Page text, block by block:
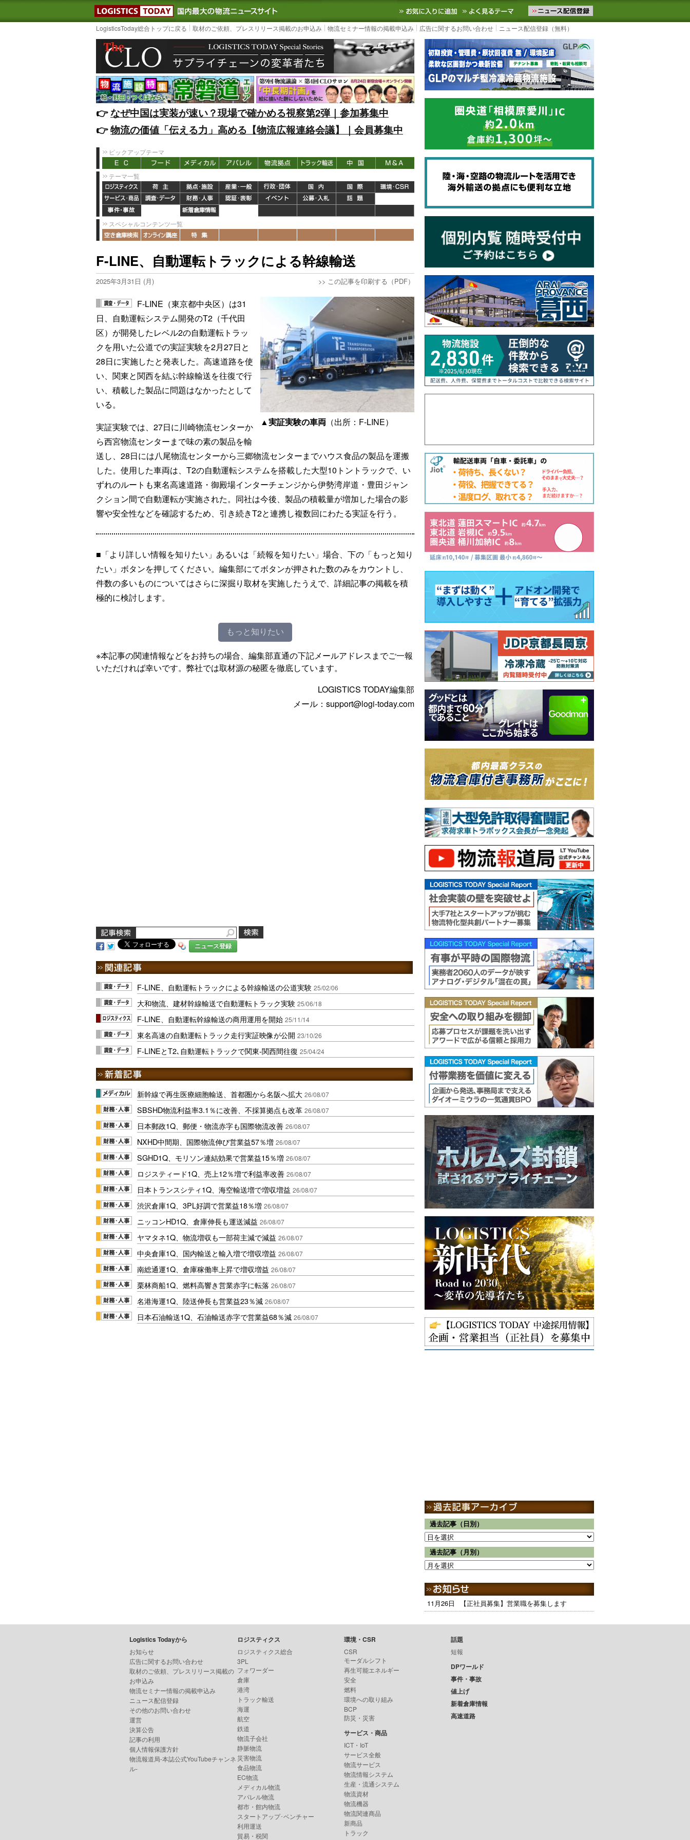
LOGISTICS TODAY｜国内最大の物流ニュースサイト3PL, SCMなど国内外の最新の物流ニュースをお届けします。物流ニュースメール配信を登録す
お気に入りに追加 よく見るテーマ
LogisticsToday総合トップに戻る 取材のご依頼、プレスリリース掲載のお申込み 物流セミナー情報の掲載申込み 広告に関するお問い合わせ ニュース配信登録（無料）
👉️なぜ中国は実装が速い？現場で確かめる視察第2弾｜参加募集中
👉️物流の価値「伝える力」高める【物流広報連絡会議】｜会員募集中
ピックアップテーマ
テーマ一覧
スペシャルコンテンツ一覧
F-LINE、自動運転トラックによる幹線輸送
2025年3月31日 (月) >> この記事を印刷する（PDF）
▲実証実験の車両 （出所：F-LINE）
F-LINE（東京都中央区）は31
日、自動運転システム開発のT2（千代田
区）が開発したレベル2の自動運転トラッ
クを用いた公道での実証実験を2月27日と
28日に実施したと発表した。高速道路を使
い、関東と関西を結ぶ幹線輸送を往復で行
い、積載した製品に問題はなかったとして
いる。
実証実験では、27日に川崎物流センターか
ら西宮物流センターまで味の素の製品を輸
送し、28日には八尾物流センターから三郷物流センターまでハウス食品の製品を運搬
した。使用した車両は、T2の自動運転システムを搭載した大型10トントラックで、い
ずれのルートも東名高速道路・御殿場インターチェンジから伊勢湾岸道・豊田ジャン
クション間で自動運転が実施された。同社は今後、製品の積載量が増加した場合の影
響や安全性などを確認するため、引き続きT2と連携し複数回にわたる実証を行う。
■「より詳しい情報を知りたい」あるいは「続報を知りたい」場合、下の「もっと知り
たい」ボタンを押してください。編集部にてボタンが押された数のみをカウントし、
件数の多いものについてはさらに深掘り取材を実施したうえで、詳細記事の掲載を積
極的に検討します。
もっと知りたい
※本記事の関連情報などをお持ちの場合、編集部直通の下記メールアドレスまでご一報
いただければ幸いです。弊社では取材源の秘匿を徹底しています。
LOGISTICS TODAY編集部
メール：support@logi-today.com
ニュース登録
F-LINE、自動運転トラックによる幹線輸送の公道実験 25/02/06
大和物流、建材幹線輸送で自動運転トラック実験 25/06/18
F-LINE、自動運転幹線輸送の商用運用を開始 25/11/14
東名高速の自動運転トラック走行実証映像が公開 23/10/26
F-LINEとT2､自動運転トラックで関東‐関西間往復 25/04/24
新幹線で再生医療細胞輸送、首都圏から名阪へ拡大 26/08/07
SBSHD物流利益率3.1％に改善、不採算拠点も改革 26/08/07
日本郵政1Q、郵便・物流赤字も国際物流改善 26/08/07
NXHD中間期、国際物流伸び営業益57％増 26/08/07
SGHD1Q、モリソン連結効果で営業益15％増 26/08/07
ロジスティード1Q、売上12％増で利益率改善 26/08/07
日本トランスシティ1Q、海空輸送増で増収増益 26/08/07
渋沢倉庫1Q、3PL好調で営業益18％増 26/08/07
ニッコンHD1Q、倉庫伸長も運送減益 26/08/07
ヤマタネ1Q、物流増収も一部荷主減で減益 26/08/07
中央倉庫1Q、国内輸送と輸入増で増収増益 26/08/07
南総通運1Q、倉庫稼働率上昇で増収増益 26/08/07
栗林商船1Q、燃料高響き営業赤字に転落 26/08/07
名港海運1Q、陸送伸長も営業益23％減 26/08/07
日本石油輸送1Q、石油輸送赤字で営業益68％減 26/08/07
過去記事（日別）
過去記事（月別）
11月26日 【正社員募集】営業職を募集します
Logistics Todayから
お知らせ
広告に関するお問い合わせ
取材のご依頼、プレスリリース掲載の
お申込み
物流セミナー情報の掲載申込み
ニュース配信登録
その他のお問い合わせ
運営
決算公告
記事の利用
個人情報保護方針
物流報道局-本誌公式YouTubeチャンネ
ル-
ロジスティクス
ロジスティクス総合
3PL
フォワーダー
倉庫
港湾
トラック輸送
海運
航空
鉄道
物流子会社
静脈物流
災害物流
食品物流
EC物流
メディカル物流
アパレル物流
都市・館内物流
スタートアップ･ベンチャー
利用運送
貿易・税関
環境・CSR
CSR
モーダルシフト
再生可能エネルギー
安全
燃料
環境への取り組み
BCP
防災・災害
サービス・商品
ICT・IoT
サービス全般
物流サービス
物流情報システム
生産・流通システム
物流資材
物流機器
物流関連商品
新商品
トラック
話題
短報
DPワールド
事件・事故
値上げ
新着倉庫情報
高速道路